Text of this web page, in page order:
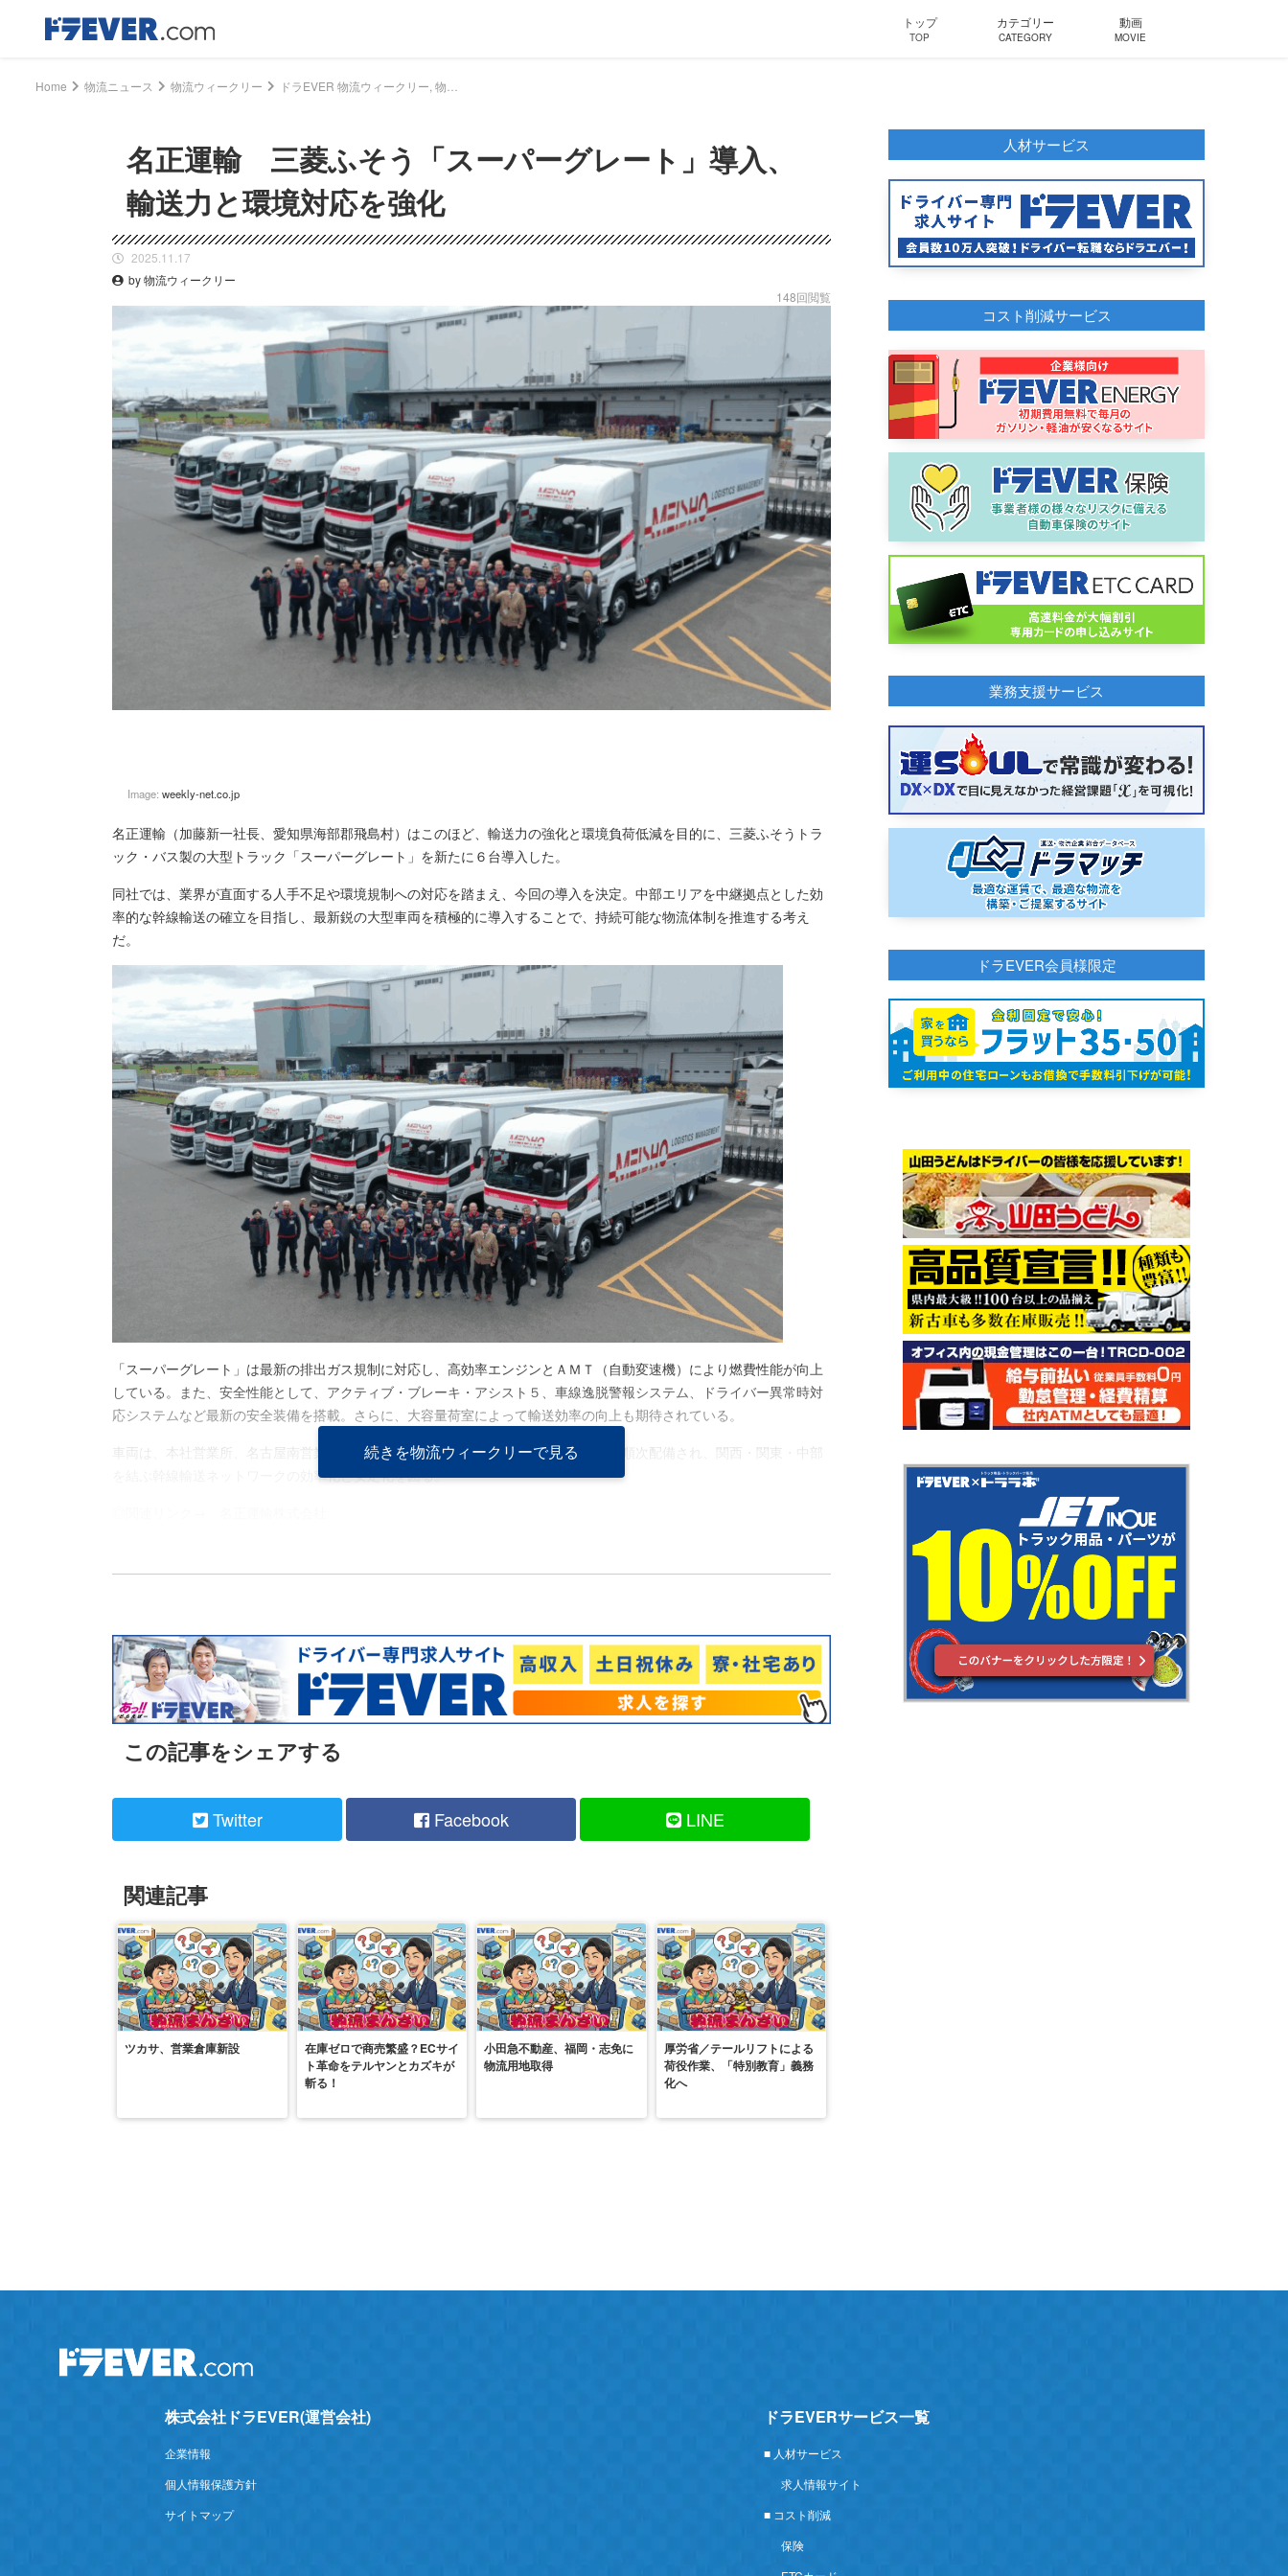
トップ
TOP
カテゴリー
CATEGORY
動画
MOVIE
Home 物流ニュース 物流ウィークリー
名正運輸 三菱ふそう「スーパーグレート」導入、
輸送力と環境対応を強化
2025.11.17
by 物流ウィークリー
148回閲覧
Image: weekly-net.co.jp
名正運輸（加藤新一社長、愛知県海部郡飛島村）はこのほど、輸送力の強化と環境負荷低減を目的に、三菱ふそうトラ
ック・バス製の大型トラック「スーパーグレート」を新たに６台導入した。
同社では、業界が直面する人手不足や環境規制への対応を踏まえ、今回の導入を決定。中部エリアを中継拠点とした効
率的な幹線輸送の確立を目指し、最新鋭の大型車両を積極的に導入することで、持続可能な物流体制を推進する考え
だ。
「スーパーグレート」は最新の排出ガス規制に対応し、高効率エンジンとＡＭＴ（自動変速機）により燃費性能が向上
している。また、安全性能として、アクティブ・ブレーキ・アシスト５、車線逸脱警報システム、ドライバー異常時対
応システムなど最新の安全装備を搭載。さらに、大容量荷室によって輸送効率の向上も期待されている。
車両は、本社営業所、名古屋南営業所、一宮営業所、住之江営業所、前橋西営業所に順次配備され、関西・関東・中部
を結ぶ幹線輸送ネットワークの効率化と安定化を図る。
続きを物流ウィークリーで見る
この記事をシェアする
Twitter Facebook LINE
関連記事
ツカサ、営業倉庫新設
在庫ゼロで商売繁盛？ECサイ
ト革命をテルヤンとカズキが
斬る！
小田急不動産、福岡・志免に
物流用地取得
厚労省／テールリフトによる
荷役作業、「特別教育」義務
化へ
人材サービス
コスト削減サービス
業務支援サービス
ドラEVER会員様限定
株式会社ドラEVER(運営会社)
企業情報
個人情報保護方針
サイトマップ
ドラEVERサービス一覧
■ 人材サービス
求人情報サイト
■ コスト削減
保険